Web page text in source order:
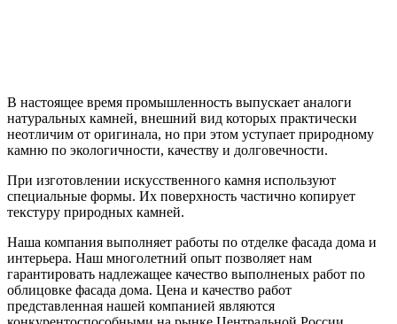
В настоящее время промышленность выпускает аналоги
натуральных камней, внешний вид которых практически
неотличим от оригинала, но при этом уступает природному
камню по экологичности, качеству и долговечности.
При изготовлении искусственного камня используют
специальные формы. Их поверхность частично копирует
текстуру природных камней.
Наша компания выполняет работы по отделке фасада дома и
интерьера. Наш многолетний опыт позволяет нам
гарантировать надлежащее качество выполненых работ по
облицовке фасада дома. Цена и качество работ
представленная нашей компанией являются